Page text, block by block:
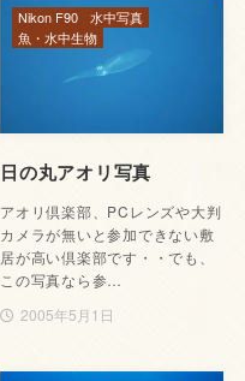
日の丸アオリ写真
アオリ倶楽部、PCレンズや大判
カメラが無いと参加できない敷
居が高い倶楽部です・・でも、
この写真なら参…
2005年5月1日
Nikon F90
水中写真
魚・水中生物